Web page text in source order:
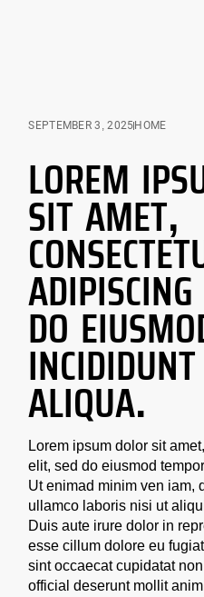
SEPTEMBER 3, 2025HOME
LOREM
SIT AMET,
DO
ALIQUA.
Lorem ipsum dolor sit
elit, sed do eiusmod
Ut enimad minim ven iam,
ullamco laboris nisi ut
Duis aute irure dolor in
esse cillum dolore eu
sint occaecat cupidatat
official deserunt mollit